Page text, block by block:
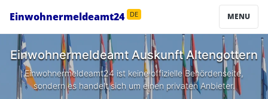
Einwohnermeldeamt24 DE MENU
Einwohnermeldeamt AuskunftAltengottern
Einwohnermeldeamt24 ist keine offizielle Behördenseite,
sondern es handelt sich um einen privaten Anbieter.